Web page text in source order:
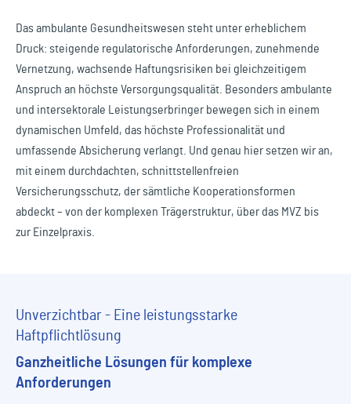
Das ambulante Gesundheitswesen steht unter erheblichem
Druck: steigende regulatorische Anforderungen, zunehmende
Vernetzung, wachsende Haftungsrisiken bei gleichzeitigem
Anspruch an höchste Versorgungsqualität. Besonders ambulante
und intersektorale Leistungserbringer bewegen sich in einem
dynamischen Umfeld, das höchste Professionalität und
umfassende Absicherung verlangt. Und genau hier setzen wir an,
mit einem durchdachten, schnittstellenfreien
Versicherungsschutz, der sämtliche Kooperationsformen
abdeckt – von der komplexen Trägerstruktur, über das MVZ bis
zur Einzelpraxis.
Unverzichtbar - Eine leistungsstarke
Haftpflichtlösung
Ganzheitliche Lösungen für komplexe
Anforderungen